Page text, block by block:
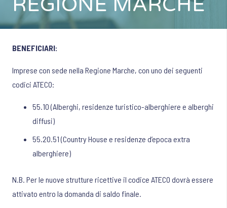
BENEFICIARI:
Imprese con sede nella Regione Marche, con uno dei seguenti
codici ATECO:
55.10 (Alberghi, residenze turistico-alberghiere e alberghi
diffusi)
55.20.51 (Country House e residenze d’epoca extra
alberghiere)
N.B. Per le nuove strutture ricettive il codice ATECO dovrà essere
attivato entro la domanda di saldo finale.